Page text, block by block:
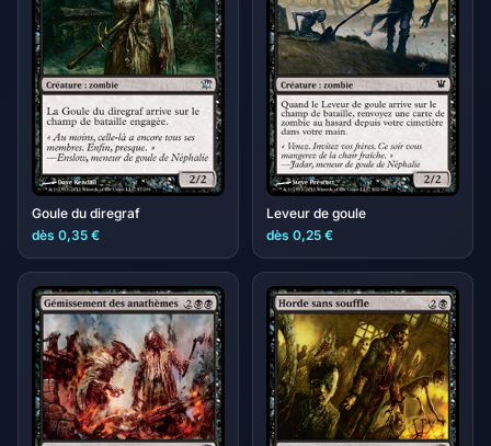
Goule du diregraf
dès 0,35 €
Leveur de goule
dès 0,25 €